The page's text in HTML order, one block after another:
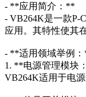
- **应用简介：**
- VB264K是一款P-
应用。其特性使其
- **适用领域举例
1. **电源管理模块
VB264K适用于电